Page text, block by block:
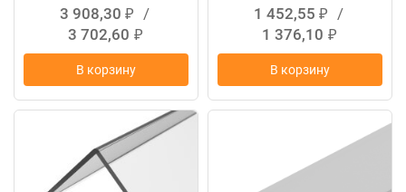
3 908,30 ₽
/
3 702,60 ₽
В корзину
1 452,55 ₽
/
1 376,10 ₽
В корзину